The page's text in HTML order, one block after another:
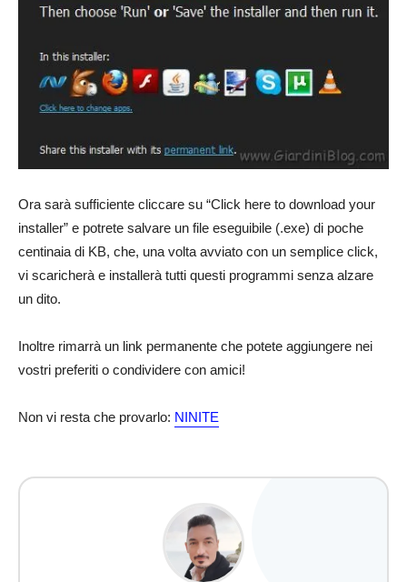
Ora sarà sufficiente cliccare su “Click here to download your
installer” e potrete salvare un file eseguibile (.exe) di poche
centinaia di KB, che, una volta avviato con un semplice click,
vi scaricherà e installerà tutti questi programmi senza alzare
un dito.
Inoltre rimarrà un link permanente che potete aggiungere nei
vostri preferiti o condividere con amici!
Non vi resta che provarlo: NINITE